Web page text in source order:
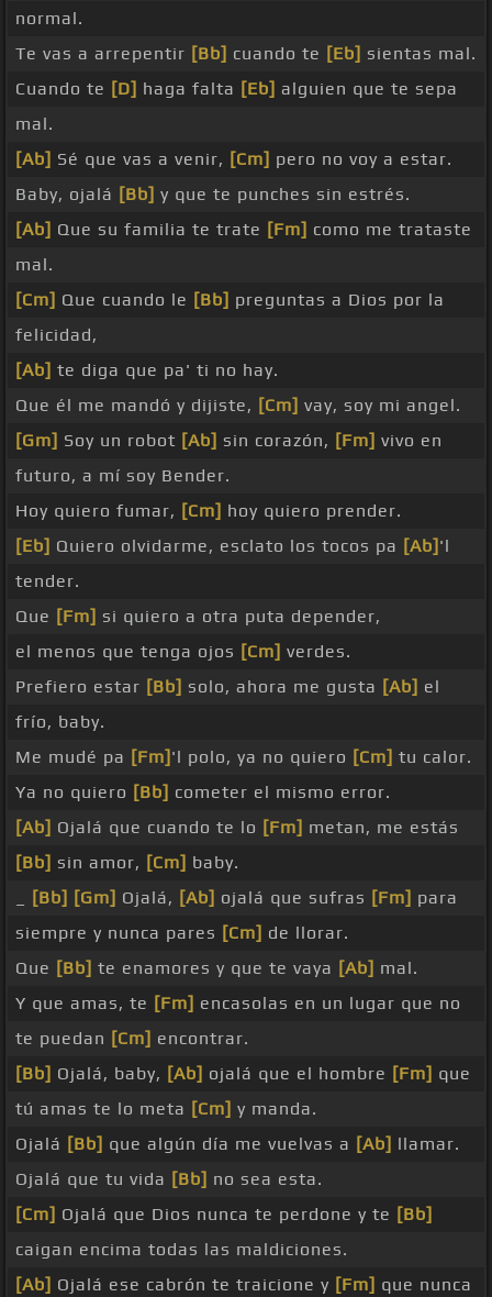
normal.
Te vas a arrepentir [Bb] cuando te [Eb] sientas mal.
Cuando te [D] haga falta [Eb] alguien que te sepa
mal.
[Ab] Sé que vas a venir, [Cm] pero no voy a estar.
Baby, ojalá [Bb] y que te punches sin estrés.
[Ab] Que su familia te trate [Fm] como me trataste
mal.
[Cm] Que cuando le [Bb] preguntas a Dios por la
felicidad,
[Ab] te diga que pa' ti no hay.
Que él me mandó y dijiste, [Cm] vay, soy mi angel.
[Gm] Soy un robot [Ab] sin corazón, [Fm] vivo en
futuro, a mí soy Bender.
Hoy quiero fumar, [Cm] hoy quiero prender.
[Eb] Quiero olvidarme, esclato los tocos pa [Ab] 'l
tender.
Que [Fm] si quiero a otra puta depender,
el menos que tenga ojos [Cm] verdes.
Prefiero estar [Bb] solo, ahora me gusta [Ab] el
frío, baby.
Me mudé pa [Fm] 'l polo, ya no quiero [Cm] tu calor.
Ya no quiero [Bb] cometer el mismo error.
[Ab] Ojalá que cuando te lo [Fm] metan, me estás
[Bb] sin amor, [Cm] baby.
[Bb] [Gm] Ojalá, [Ab] ojalá que sufras [Fm] para
siempre y nunca pares [Cm] de llorar.
Que [Bb] te enamores y que te vaya [Ab] mal.
Y que amas, te [Fm] encasolas en un lugar que no
te puedan [Cm] encontrar.
[Bb] Ojalá, baby, [Ab] ojalá que el hombre [Fm] que
tú amas te lo meta [Cm] y manda.
Ojalá [Bb] que algún día me vuelvas a [Ab] llamar.
Ojalá que tu vida [Bb] no sea esta.
[Cm] Ojalá que Dios nunca te perdone y te [Bb]
caigan encima todas las maldiciones.
[Ab] Ojalá ese cabrón te traicione y [Fm] que nunca